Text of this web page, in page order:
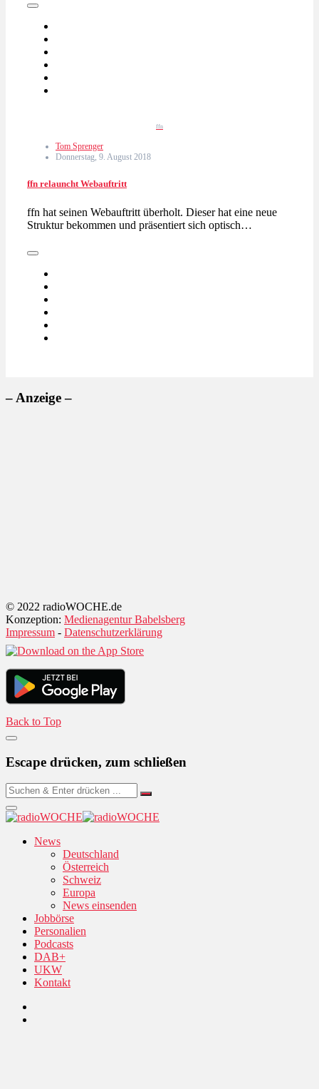
ffn
Tom Sprenger
Donnerstag, 9. August 2018
ffn relauncht Webauftritt
ffn hat seinen Webauftritt überholt. Dieser hat eine neue
Struktur bekommen und präsentiert sich optisch…
– Anzeige –
© 2022 radioWOCHE.de
Konzeption: Medienagentur Babelsberg
Impressum - Datenschutzerklärung
Back to Top
Escape drücken, zum schließen
News
Deutschland
Österreich
Schweiz
Europa
News einsenden
Jobbörse
Personalien
Podcasts
DAB+
UKW
Kontakt